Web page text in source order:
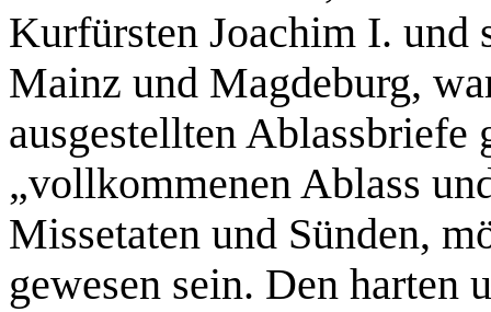
Kurfürsten Joachim I. und
Mainz und Magdeburg,
ausgestellten Ablassbriefe
„vollkommenen Ablass
Missetaten und Sünden,
gewesen sein. Den harten